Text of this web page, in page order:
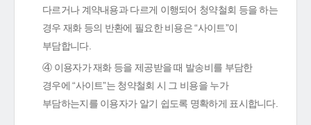
다르거나 계약내용과 다르게 이행되어 청약철회 등을 하는
경우 재화 등의 반환에 필요한 비용은 “사이트”이
부담합니다.
④ 이용자가 재화 등을 제공받을 때 발송비를 부담한
경우에 “사이트”는 청약철회 시 그 비용을 누가
부담하는지를 이용자가 알기 쉽도록 명확하게 표시합니다.